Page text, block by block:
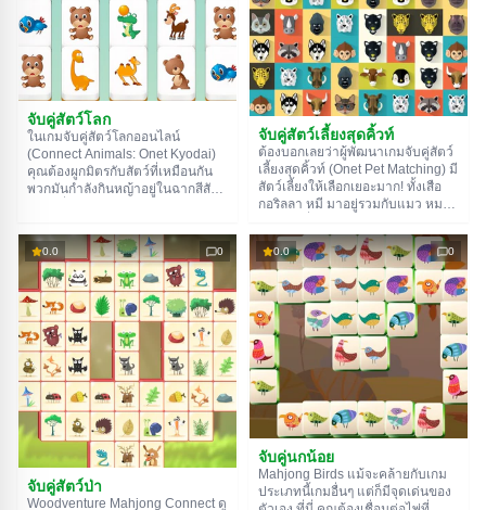
จับคู่สัตว์โลก
ในเกมจับคู่สัตว์โลกออนไลน์
(Connect Animals: Onet Kyodai)
คุณต้องผูกมิตรกับสัตว์ที่เหมือนกัน
พวกมันกำลังกินหญ้าอยู่ในฉากสีสัน
เชื่อมระหว่างพวกมันโดยเลี้ยวได้ไม่
เกินสองครั้ง เวลามีจำกัดนะ แต่จะ
เพิ่มขึ้นทุกครั้งที่จับคู่สำเร็จ ลุยเลย!
จับคู่สัตว์เลี้ยงสุดคิ้วท์
ต้องบอกเลยว่าผู้พัฒนาเกมจับคู่สัตว์
เลี้ยงสุดคิ้วท์ (Onet Pet Matching) มี
สัตว์เลี้ยงให้เลือกเยอะมาก! ทั้งเสือ
กอริลลา หมี มาอยู่รวมกับแมว หมา
ต้องจับคู่สัตว์สายพันธุ์เดียวกันให้ได้
หาสัตว์ที่เหมือนกันแล้วลากเส้นเชื่อม
เลย ลุย!
0.0 0
จับคู่สัตว์ป่า
Woodventure Mahjong Connect ดู
0.0 0
จับคู่นกน้อย
Mahjong Birds แม้จะคล้ายกับเกม
ประเภทนี้เกมอื่นๆ แต่ก็มีจุดเด่นของ